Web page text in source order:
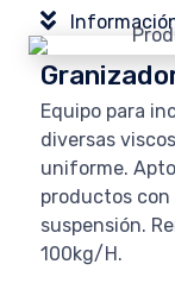
Equipo para
diversas
uniforme.
productos
suspensión.
100kg/H.